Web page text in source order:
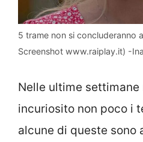
5 trame non si concluderanno
Screenshot www.raiplay.it) -
Nelle ultime
incuriosito non poco i
alcune di queste sono